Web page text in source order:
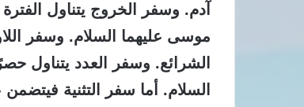
آدم. وسفر الخروج يتناول
موسى عليهما السلام. وسفر
الشرائع. وسفر العدد يتناول
السلام. أما سفر التثنية